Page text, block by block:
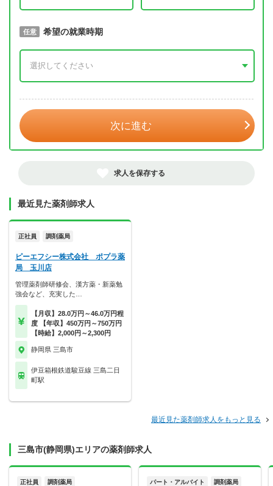
必須 取得予定年
任意 希望の就業時期
次に進む
求人を保存する
最近見た薬剤師求人
正社員 調剤薬局
ピーエフシー株式会社 ポプラ薬
局 玉川店
管理薬剤師研修会、漢方薬・新薬勉
強会など、充実した…
【月収】28.0万円～46.0万円程
度 【年収】450万円～750万円
【時給】2,000円～2,300円
静岡県 三島市
伊豆箱根鉄道駿豆線 三島二日
町駅
最近見た薬剤師求人をもっと見る
三島市(静岡県)エリアの薬剤師求人
正社員 調剤薬局 パート・アルバイト 調剤薬局